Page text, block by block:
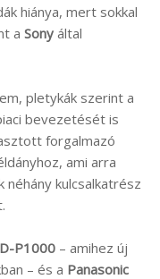
hiánya, mert sokkal
a Sony által
pletykák szerint a
bevezetését is
forgalmazó
ami arra
néhány kulcsalkatrész
P1000 – amihez új
– és a Panasonic